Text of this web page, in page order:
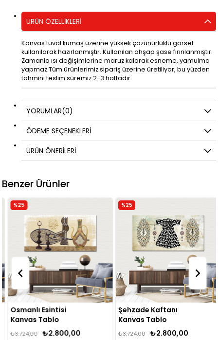
ÜRÜN ÖZELLIKLERI
Kanvas tuval kumaş üzerine yüksek çözünürlüklü görsel
kullanılarak hazırlanmıştır. Kullanılan ahşap şase fırınlanmıştır.
Zamanla ısı değişimlerine maruz kalarak esneme, yamulma
yapmaz.Tüm ürünlerimiz sipariş üzerine üretiliyor, bu yüzden
tahmini teslim süremiz 2-3 haftadır.
YORUMLAR(0)
ÖDEME SEÇENEKLERI
ÜRÜN ÖNERILERI
Benzer Ürünler
Osmanlı Esintisi
Kanvas Tablo
₺2.800,00
₺3.724,00
%25
Şehzade Kaftanı
Kanvas Tablo
₺2.800,00
₺3.724,00
%25